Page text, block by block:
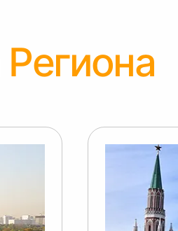
Региона